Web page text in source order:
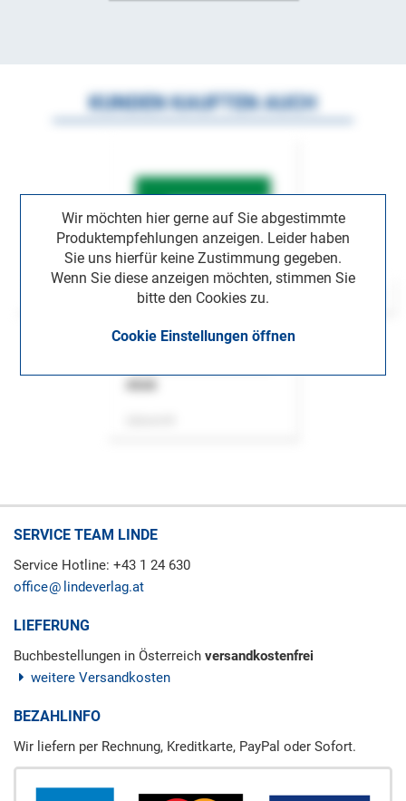
Wir möchten hier gerne auf Sie abgestimmte
Produktempfehlungen anzeigen. Leider haben
Sie uns hierfür keine Zustimmung gegeben.
Wenn Sie diese anzeigen möchten, stimmen Sie
bitte den Cookies zu.
Cookie Einstellungen öffnen
KUNDEN KAUFTEN AUCH
SERVICE TEAM LINDE
Service Hotline: +43 1 24 630
office
lindeverlag.at
LIEFERUNG
Buchbestellungen in Österreich versandkostenfrei
weitere Versandkosten
BEZAHLINFO
Wir liefern per Rechnung, Kreditkarte, PayPal oder Sofort.